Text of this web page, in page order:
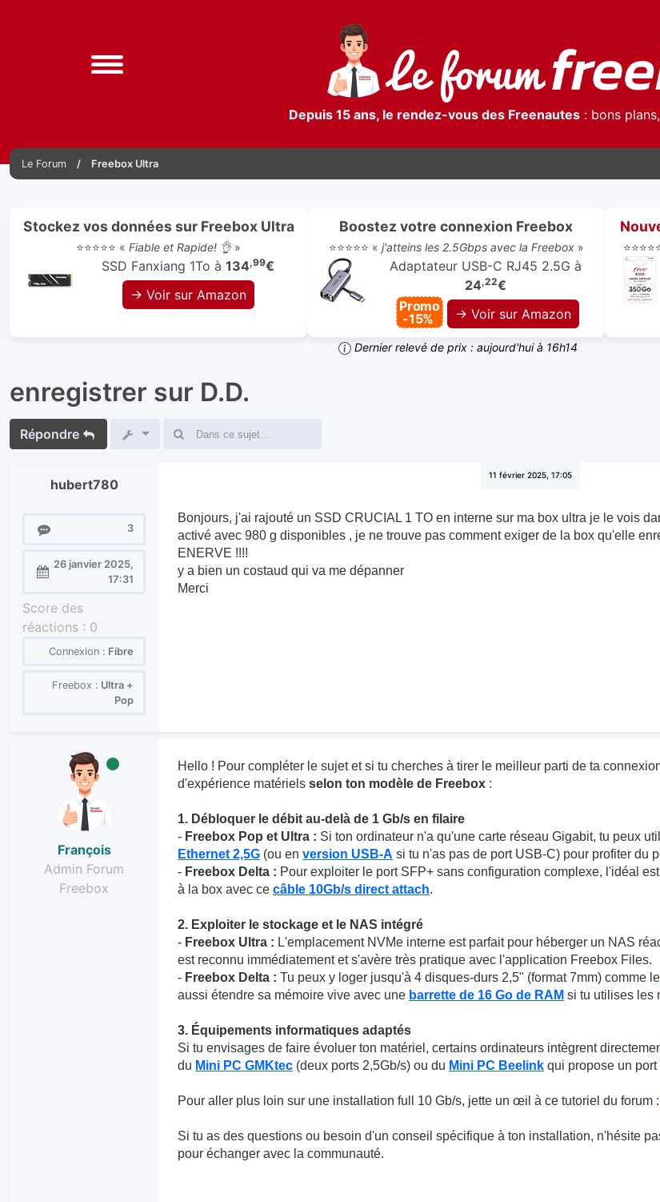
Depuis 15 ans, le rendez-vous des Freenautes: bons
Le Forum Freebox Ultra
Stockez vos données sur Freebox Ultra
⭐⭐⭐⭐⭐ « Fiable et Rapide! 👌»
SSD Fanxiang 1To à 134,99€
→ Voir sur Amazon
Boostez votre connexion Freebox
⭐⭐⭐⭐⭐ « j'atteins les 2.5Gbps avec la Freebox»
Adaptateur USB-C RJ45 2.5G à
24,22€
Promo
-15%
→ Voir sur Amazon
Dernier relevé de prix : aujourd'hui à 16h14
enregistrer sur D.D.
Répondre
hubert780
Messages 3
Enregistré
26 janvier 2025,
17:31
Score des
réactions : 0
Connexion : Fibre
Freebox : Ultra +
Pop
11 février 2025, 17:05
Bonjours, j'ai rajouté un SSD CRUCIAL 1 TO en interne sur ma box ultra je le vois
activé avec 980 g disponibles , je ne trouve pas comment exiger de la box qu'elle
ENERVE !!!!
y a bien un costaud qui va me dépanner
Merci
François
Admin Forum
Freebox
Hello ! Pour compléter le sujet et si tu cherches à tirer le meilleur parti de ta
d'expérience matériels selon ton modèle de Freebox :
1. Débloquer le débit au-delà de 1 Gb/s en filaire
- Freebox Pop et Ultra : Si ton ordinateur n'a qu'une carte réseau Gigabit, tu peux
Ethernet 2,5G (ou en version USB-A si tu n'as pas de port USB-C) pour profiter du
- Freebox Delta : Pour exploiter le port SFP+ sans configuration complexe, l'idéal
à la box avec ce câble 10Gb/s direct attach.
2. Exploiter le stockage et le NAS intégré
- Freebox Ultra : L'emplacement NVMe interne est parfait pour héberger un NAS
est reconnu immédiatement et s'avère très pratique avec l'application Freebox Files.
- Freebox Delta : Tu peux y loger jusqu'à 4 disques-durs 2,5" (format 7mm) comme le
aussi étendre sa mémoire vive avec une barrette de 16 Go de RAM si tu utilises les
3. Équipements informatiques adaptés
Si tu envisages de faire évoluer ton matériel, certains ordinateurs intègrent
du Mini PC GMKtec (deux ports 2,5Gb/s) ou du Mini PC Beelink qui propose un port
Pour aller plus loin sur une installation full 10 Gb/s, jette un œil à ce tutoriel du forum :
Si tu as des questions ou besoin d'un conseil spécifique à ton installation, n'hésite
pour échanger avec la communauté.